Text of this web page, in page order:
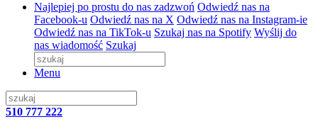
Najlepiej po prostu do nas zadzwoń Odwiedź nas na
Facebook-u Odwiedź nas na X Odwiedź nas na Instagram-ie
Odwiedź nas na TikTok-u Szukaj nas na Spotify Wyślij do
nas wiadomość Szukaj
Menu
510 777 222